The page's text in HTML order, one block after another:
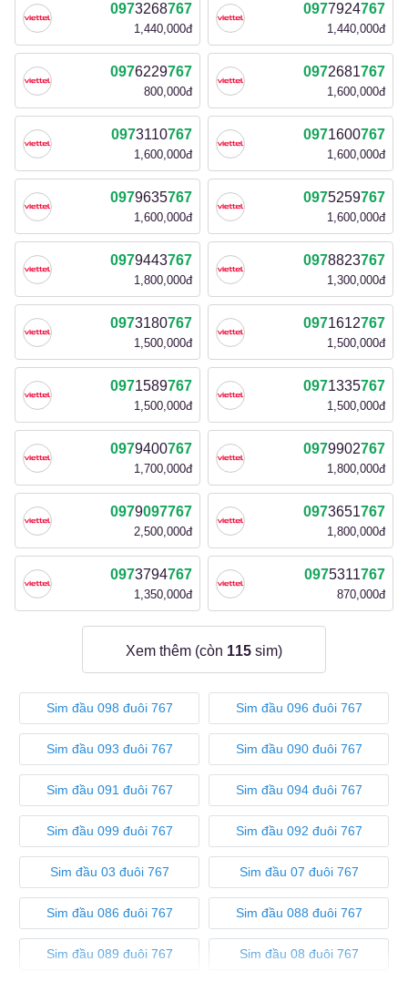
0973268767
1,440,000đ
0977924767
1,440,000đ
0976229767
800,000đ
0972681767
1,600,000đ
0973110767
1,600,000đ
0971600767
1,600,000đ
0979635767
1,600,000đ
0975259767
1,600,000đ
0979443767
1,800,000đ
0978823767
1,300,000đ
0973180767
1,500,000đ
0971612767
1,500,000đ
0971589767
1,500,000đ
0971335767
1,500,000đ
0979400767
1,700,000đ
0979902767
1,800,000đ
0979097767
2,500,000đ
0973651767
1,800,000đ
0973794767
1,350,000đ
0975311767
870,000đ
Xem thêm (còn 115 sim)
Sim đầu 098 đuôi 767 Sim đầu 096 đuôi 767
Sim đầu 093 đuôi 767 Sim đầu 090 đuôi 767
Sim đầu 091 đuôi 767 Sim đầu 094 đuôi 767
Sim đầu 099 đuôi 767 Sim đầu 092 đuôi 767
Sim đầu 03 đuôi 767 Sim đầu 07 đuôi 767
Sim đầu 086 đuôi 767 Sim đầu 088 đuôi 767
Sim đầu 089 đuôi 767 Sim đầu 08 đuôi 767